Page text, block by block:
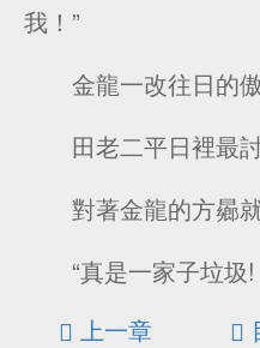
我！”
金龍一改往日的
田老二平日裡最
對著金龍的方曏
“真是一家子垃圾!
上一章